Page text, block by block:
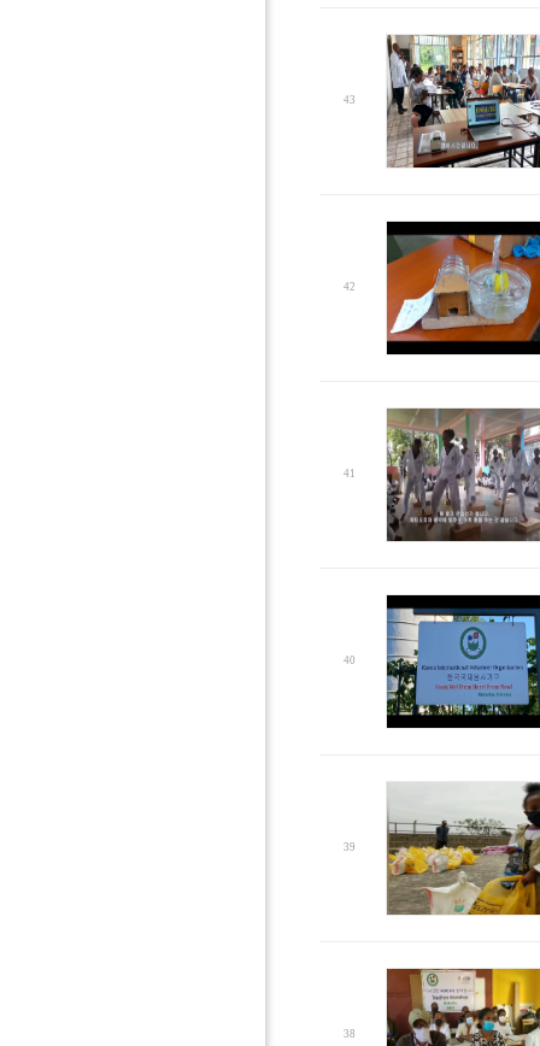
43
42
41
40
39
38